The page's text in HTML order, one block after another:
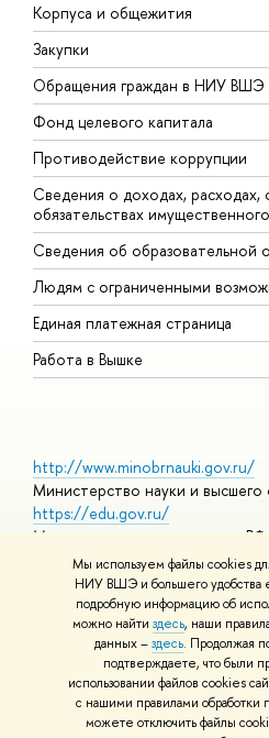
Мы используем файлы cookies
НИУ ВШЭ и большего удобства
подробную информацию об
можно найти здесь, наши
данных –здесь. Продолжая
подтверждаете, что были
использовании файлов cookies
с нашими правилами обработки
можете отключить файлы
Корпуса и общежития
Закупки
Обращения граждан в НИУ ВШЭ
Фонд целевого капитала
Противодействие коррупции
Сведения о доходах, расходах,
обязательствах
Сведения об образовательной
Людям с ограниченными
Единая платежная страница
Работа в Вышке
http://www.minobrnauki.gov.ru/
Министерство науки и высшего
https://edu.gov.ru/
Министерство просвещения РФ
https://elearning.hse.ru/mooc
Массовые открытые онлайн-
© НИУ ВШЭ 1993–2026 Адреса и
использования материалов
Шрифты HSE Sans и HSE Slab